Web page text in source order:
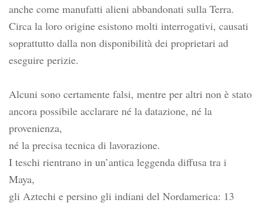
anche come manufatti alieni abbandonati sulla Terra.
Circa la loro origine esistono molti interrogativi, causati
soprattutto dalla non disponibilità dei proprietari ad
eseguire perizie.
Alcuni sono certamente falsi, mentre per altri non è stato
ancora possibile acclarare né la datazione, né la
provenienza,
né la precisa tecnica di lavorazione.
I teschi rientrano in un’antica leggenda diffusa tra i
Maya,
gli Aztechi e persino gli indiani del Nordamerica: 13